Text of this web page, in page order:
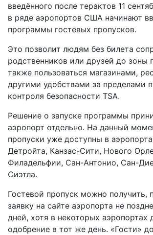
введённого после терактов 11
в ряде аэропортов США начинают
программы гостевых пропусков.
Это позволит людям без билета
родственников или друзей до зоны
также пользоваться магазинами,
другими удобствами за пределами
контроля безопасности TSA.
Решение о запуске программы
аэропорт отдельно. На данный
пропуски уже доступны в
Детройта, Канзас-Сити, Нового
Филадельфии, Сан-Антонио, Сан-
Сиэтла.
Гостевой пропуск можно получить,
заявку на сайте аэропорта не
дней, хотя в некоторых аэропортах
одобрение в тот же день. «Гости»